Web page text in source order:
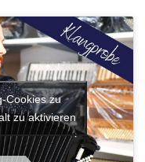
Cookies zu
zu aktivieren